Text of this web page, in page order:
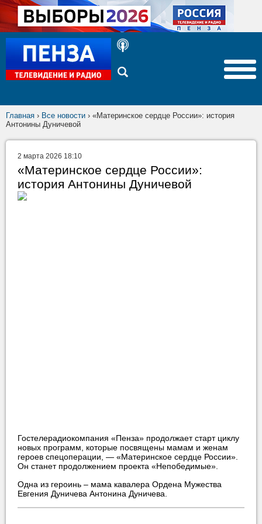
Главная › Все новости › «Материнское сердце России»: история
Антонины Дуничевой
2 марта 2026 18:10
«Материнское сердце России»:
история Антонины Дуничевой
Гостелерадиокомпания «Пенза» продолжает старт циклу
новых программ, которые посвящены мамам и женам
героев спецоперации, — «Материнское сердце России».
Он станет продолжением проекта «Непобедимые».
Одна из героинь – мама кавалера Ордена Мужества
Евгения Дуничева Антонина Дуничева.